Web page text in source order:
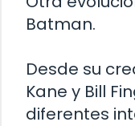
Batman.
Desde su
Kane y Bill
diferentes